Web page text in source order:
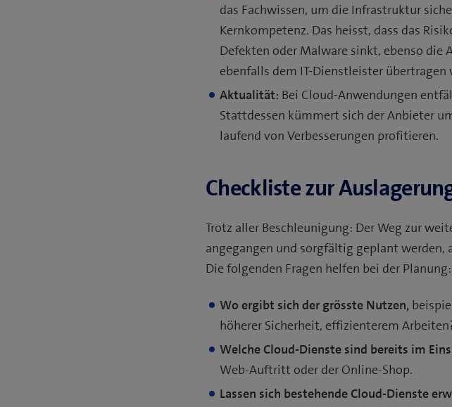
das Fachwissen, um die Infrastruktur
Kernkompetenz. Das heisst, dass das
Defekten oder Malware sinkt, ebenso die
ebenfalls dem IT-Dienstleister übertragen
Aktualität: Bei Cloud-Anwendungen
Stattdessen kümmert sich der Anbieter
laufend von Verbesserungen profitieren.
Checkliste zur
Trotz aller Beschleunigung: Der Weg zur
angegangen und sorgfältig geplant
Die folgenden Fragen helfen bei der Planung:
Wo ergibt sich der grösste Nutzen,
höherer Sicherheit, effizienterem
Welche Cloud-Dienste sind bereits im
Web-Auftritt oder der Online-Shop.
Lassen sich bestehende Cloud-Dienste